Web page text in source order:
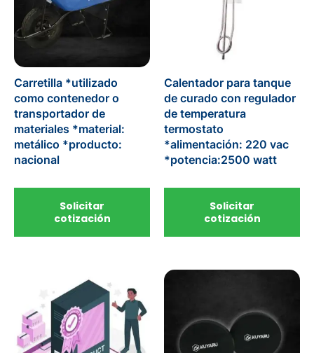
Carretilla *utilizado
como contenedor o
transportador de
materiales *material:
metálico *producto:
nacional
Solicitar
cotización
Calentador para tanque
de curado con regulador
de temperatura
termostato
*alimentación: 220 vac
*potencia:2500 watt
Solicitar
cotización